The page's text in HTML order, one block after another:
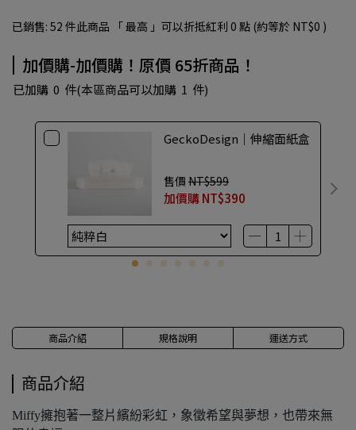
已銷售: 52 件此商品 「 最高 」可以折抵紅利 0 點 (約等於 NT$0 )
加價購-加價購！原價 65折商品！
已加購 0 件(本區商品可以加購 1 件)
GeckoDesign｜伸縮面紙盒
售價 NT$599
加價購NT$390
商品介紹 規格說明 運送方式
商品介紹
Miffy擁抱著一整片繽紛彩虹，象徵希望與夢想，也帶來無